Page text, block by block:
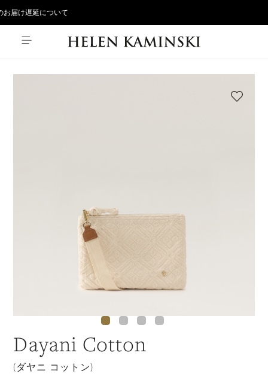
届け遅延について
Dayani Cotton
(ダヤニ コットン)